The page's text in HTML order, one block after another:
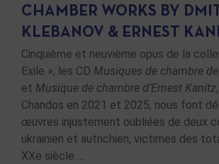
CHAMBER WORKS BY
KLEBANOV & ERNEST
Cinquième et neuvième opus de la
Exile », les CD Musiques de chambre
et Musique de chambre d’Ernest Kanitz
Chandos en 2021 et 2025, nous font
œuvres injustement oubliées de deux
ukrainien et autrichien, victimes des
XXe siècle …